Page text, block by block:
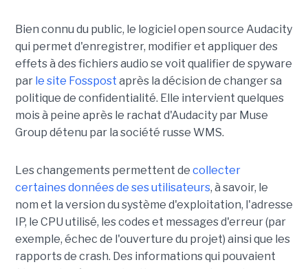
Bien connu du public, le logiciel open source Audacity
qui permet d'enregistrer, modifier et appliquer des
effets à des fichiers audio se voit qualifier de spyware
par le site Fosspost après la décision de changer sa
politique de confidentialité. Elle intervient quelques
mois à peine après le rachat d'Audacity par Muse
Group détenu par la société russe WMS.
Les changements permettent de collecter
certaines données de ses utilisateurs, à savoir, le
nom et la version du système d'exploitation, l'adresse
IP, le CPU utilisé, les codes et messages d'erreur (par
exemple, échec de l'ouverture du projet) ainsi que les
rapports de crash. Des informations qui pouvaient